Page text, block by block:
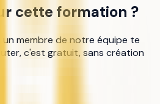
cette formation ?
membre de notre équipe te
c'est gratuit, sans création